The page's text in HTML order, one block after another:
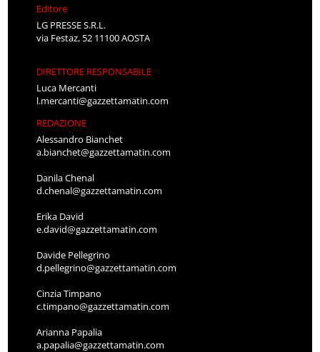
Editore
LG PRESSE S.R.L.
via Festaz, 52 11100 AOSTA
DIRETTORE RESPONSABILE
Luca Mercanti
l.mercanti@gazzettamatin.com
REDAZIONE
Alessandro Bianchet
a.bianchet@gazzettamatin.com
Danila Chenal
d.chenal@gazzettamatin.com
Erika David
e.david@gazzettamatin.com
Davide Pellegrino
d.pellegrino@gazzettamatin.com
Cinzia Timpano
c.timpano@gazzettamatin.com
Arianna Papalia
a.papalia@gazzettamatin.com